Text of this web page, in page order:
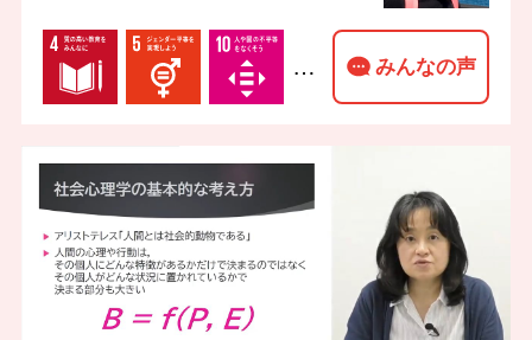
… みんなの声